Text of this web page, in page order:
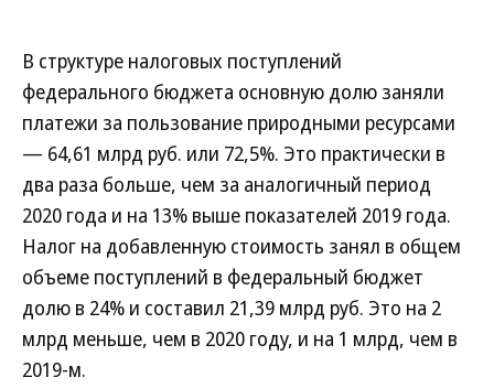
В структуре налоговых поступлений
федерального бюджета основную долю заняли
платежи за пользование природными ресурсами
— 64,61 млрд руб. или 72,5%. Это практически в
два раза больше, чем за аналогичный период
2020 года и на 13% выше показателей 2019 года.
Налог на добавленную стоимость занял в общем
объеме поступлений в федеральный бюджет
долю в 24% и составил 21,39 млрд руб. Это на 2
млрд меньше, чем в 2020 году, и на 1 млрд, чем в
2019-м.